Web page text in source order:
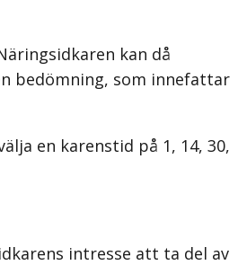
kan då
bedömning, som innefattar
en karenstid på 1, 14, 30,
intresse att ta del av